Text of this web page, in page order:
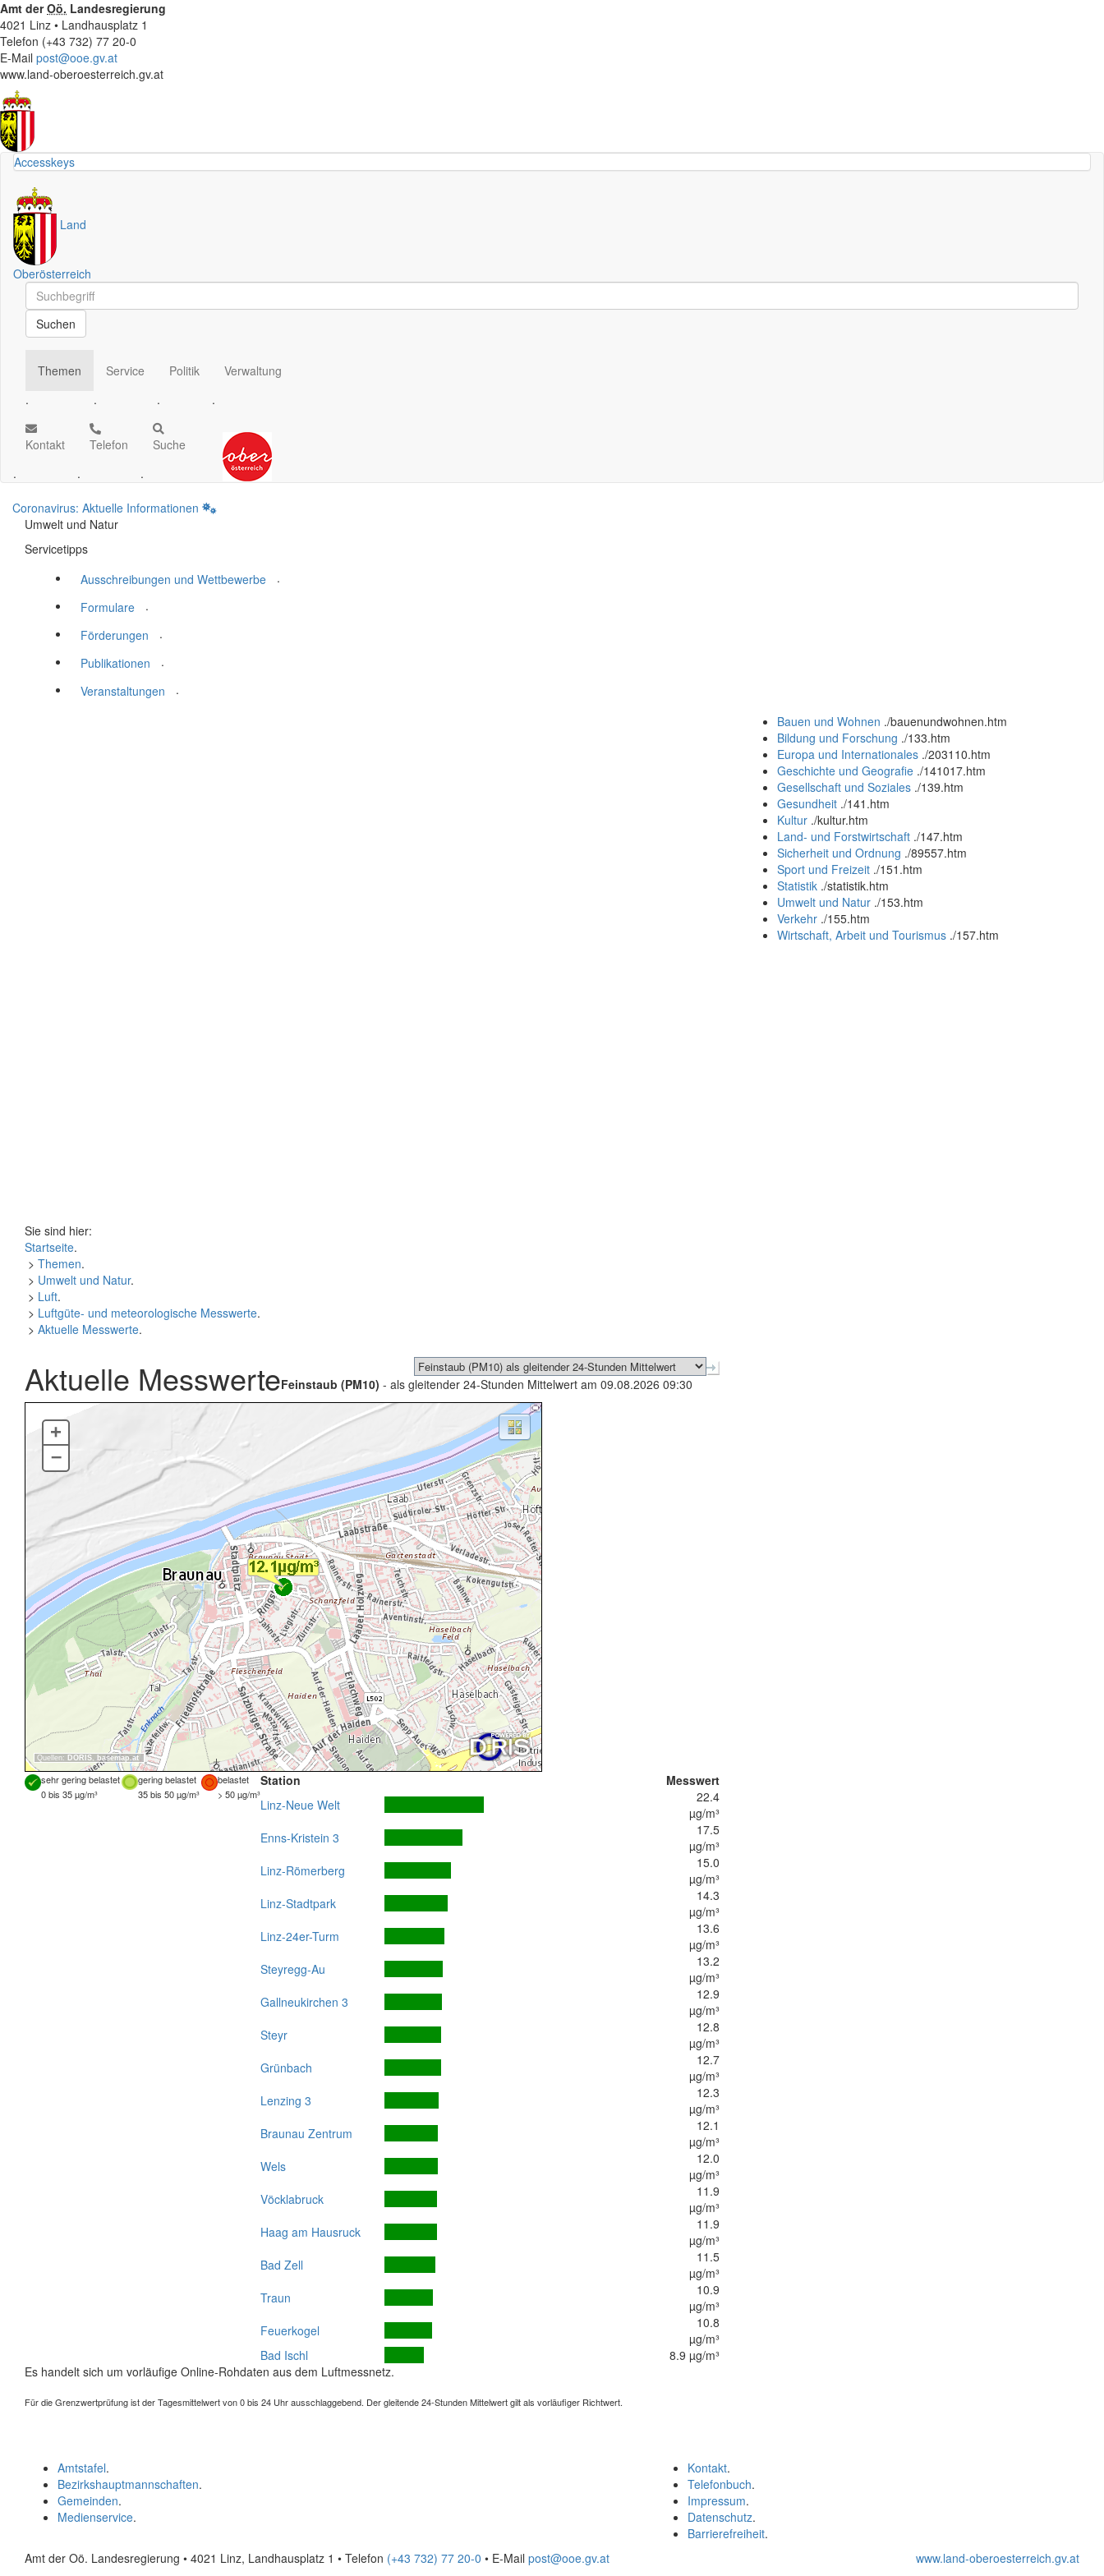
Amt derOö. Landesregierung
4021 Linz • Landhausplatz 1
Telefon (+43 732) 77 20-0
E-Mail post@ooe.gv.at
www.land-oberoesterreich.gv.at
Accesskeys
Land
Oberösterreich
Schnellsuche
Schnellsuche
Suchen
Themen
.
Service
.
Politik
.
Verwaltung
.
Kontakt
.
Telefon
.
Suche
.
Coronavirus: Aktuelle Informationen
Umwelt und Natur
Servicetipps
Ausschreibungen und Wettbewerbe
.
Formulare
.
Förderungen
.
Publikationen
.
Veranstaltungen
.
Bauen und Wohnen ./bauenundwohnen.htm
Bildung und Forschung ./133.htm
Europa und Internationales ./203110.htm
Geschichte und Geografie ./141017.htm
Gesellschaft und Soziales ./139.htm
Gesundheit ./141.htm
Kultur ./kultur.htm
Land- und Forstwirtschaft ./147.htm
Sicherheit und Ordnung ./89557.htm
Sport und Freizeit ./151.htm
Statistik ./statistik.htm
Umwelt und Natur ./153.htm
Verkehr ./155.htm
Wirtschaft, Arbeit und Tourismus ./157.htm
Sie sind hier:
Startseite.
> Themen.
> Umwelt und Natur.
> Luft.
> Luftgüte- und meteorologische Messwerte.
> Aktuelle Messwerte.
Aktuelle MesswerteFeinstaub (PM10) - als gleitender 24-Stunden Mittelwert am 09.08.2026 09:30
Quellen: DORIS, basemap.at
+
–
sehr gering belastet gering belastet
belastet
0 bis 35 µg/m³
35 bis 50 µg/m³ > 50 µg/m³
Station
Messwert
Linz-Neue Welt
22.4
µg/m³
Enns-Kristein 3
17.5
µg/m³
Linz-Römerberg
15.0
µg/m³
Linz-Stadtpark
14.3
µg/m³
Linz-24er-Turm
13.6
µg/m³
Steyregg-Au
13.2
µg/m³
Gallneukirchen 3
12.9
µg/m³
Steyr
12.8
µg/m³
Grünbach
12.7
µg/m³
Lenzing 3
12.3
µg/m³
Braunau Zentrum
12.1
µg/m³
Wels
12.0
µg/m³
Vöcklabruck
11.9
µg/m³
Haag am Hausruck
11.9
µg/m³
Bad Zell
11.5
µg/m³
Traun
10.9
µg/m³
Feuerkogel
10.8
µg/m³
Bad Ischl
8.9 µg/m³
Es handelt sich um vorläufige Online-Rohdaten aus dem Luftmessnetz.
Für die Grenzwertprüfung ist der Tagesmittelwert von 0 bis 24 Uhr ausschlaggebend. Der gleitende 24-Stunden Mittelwert gilt als vorläufiger Richtwert.
Kontakt.
Telefonbuch.
Impressum.
Datenschutz.
Barrierefreiheit.
Amtstafel.
Bezirkshauptmannschaften.
Gemeinden.
Medienservice.
Amt der Oö. Landesregierung • 4021 Linz, Landhausplatz 1 • Telefon (+43 732) 77 20-0 • E-Mail post@ooe.gv.at www.land-oberoesterreich.gv.at